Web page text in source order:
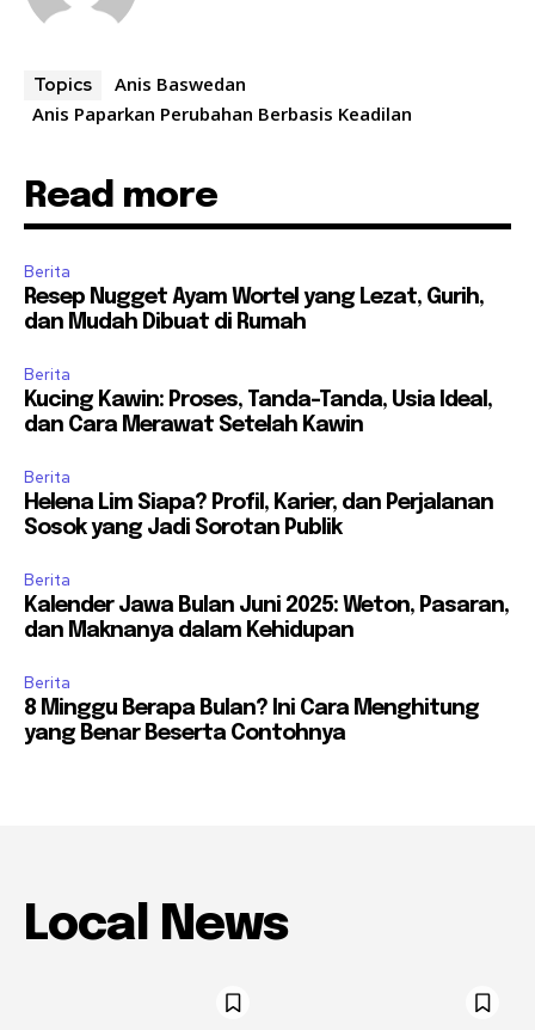
Topics
Anis Baswedan
Anis Paparkan Perubahan Berbasis Keadilan
Read more
Berita
Resep Nugget Ayam Wortel yang Lezat, Gurih,
dan Mudah Dibuat di Rumah
Berita
Kucing Kawin: Proses, Tanda-Tanda, Usia Ideal,
dan Cara Merawat Setelah Kawin
Berita
Helena Lim Siapa? Profil, Karier, dan Perjalanan
Sosok yang Jadi Sorotan Publik
Berita
Kalender Jawa Bulan Juni 2025: Weton, Pasaran,
dan Maknanya dalam Kehidupan
Berita
8 Minggu Berapa Bulan? Ini Cara Menghitung
yang Benar Beserta Contohnya
Local News